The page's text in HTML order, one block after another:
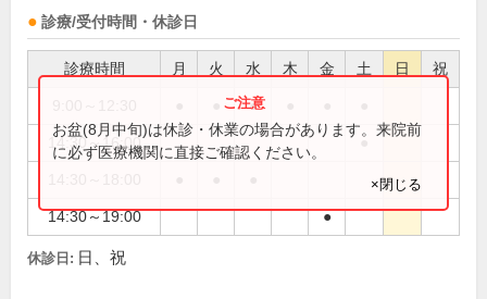
診療/受付時間・休診日
診療時間 月 火 水 木 金 土 日 祝
●
14:30～16:00 ●
14:30～19:00 ●
お盆(8月中旬)は休診・休業の場合があります。来院前
に必ず医療機関に直接ご確認ください。
×閉じる
休診日: 日、祝